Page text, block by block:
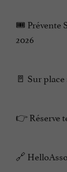
🎟 Prévente
2026
🚪 Sur place
👉 Réserve
🔗